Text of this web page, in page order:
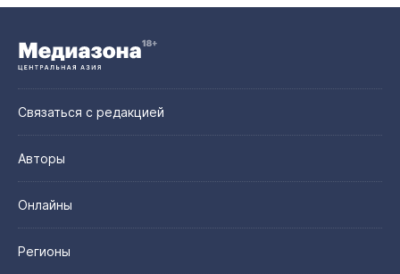
Связаться с редакцией
Авторы
Онлайны
Регионы